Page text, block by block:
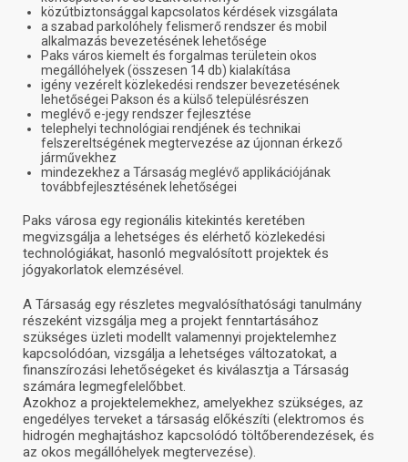
közútbiztonsággal kapcsolatos kérdések vizsgálata
a szabad parkolóhely felismerő rendszer és mobil
alkalmazás bevezetésének lehetősége
Paks város kiemelt és forgalmas területein okos
megállóhelyek (összesen 14 db) kialakítása
igény vezérelt közlekedési rendszer bevezetésének
lehetőségei Pakson és a külső településrészen
meglévő e-jegy rendszer fejlesztése
telephelyi technológiai rendjének és technikai
felszereltségének megtervezése az újonnan érkező
járművekhez
mindezekhez a Társaság meglévő applikációjának
továbbfejlesztésének lehetőségei
Paks városa egy regionális kitekintés keretében
megvizsgálja a lehetséges és elérhető közlekedési
technológiákat, hasonló megvalósított projektek és
jógyakorlatok elemzésével.
A Társaság egy részletes megvalósíthatósági tanulmány
részeként vizsgálja meg a projekt fenntartásához
szükséges üzleti modellt valamennyi projektelemhez
kapcsolódóan, vizsgálja a lehetséges változatokat, a
finanszírozási lehetőségeket és kiválasztja a Társaság
számára legmegfelelőbbet.
Azokhoz a projektelemekhez, amelyekhez szükséges, az
engedélyes terveket a társaság előkészíti (elektromos és
hidrogén meghajtáshoz kapcsolódó töltőberendezések, és
az okos megállóhelyek megtervezése).